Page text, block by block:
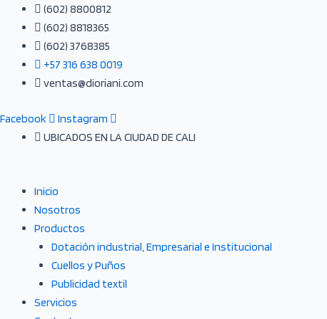
contenido
(602) 8800812
(602) 8818365
(602) 3768385
+57 316 638 0019
ventas@dioriani.com
Facebook
Instagram
UBICADOS EN LA CIUDAD DE CALI
Inicio
Nosotros
Productos
Dotación industrial, Empresarial e Institucional
Cuellos y Puños
Publicidad textil
Servicios